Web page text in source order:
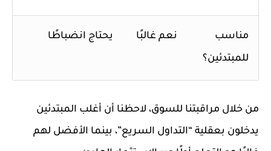
مناسب
للمبتدئين؟
نعم غالبًا يحتاج انضباطًا
من خلال مراقبتنا للسوق، لاحظنا أن أغلب المبتدئين
يدخلون بعقلية “التداول السريع”، بينما الأفضل لهم